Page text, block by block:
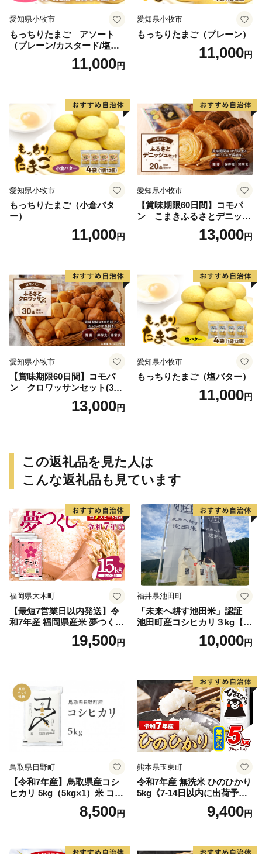
愛知県小牧市
もっちりたまご アソート
（プレーン/カスタード/塩バ
ター/小倉バター）11,000円
愛知県小牧市
もっちりたまご（プレーン）
11,000円
愛知県小牧市
もっちりたまご（小倉バタ
ー）
11,000円
愛知県小牧市
【賞味期限60日間】コモパ
ン こまきふるさとデニッシ
ュセット（20個入り）／災害
用備蓄 保存食 非常食 防災グ
13,000円
愛知県小牧市
【賞味期限60日間】コモパ
ン クロワッサンセット(30
個入り)／災害用備蓄 保存食
非常食 防災グッズにも
13,000円
愛知県小牧市
もっちりたまご（塩バター）
11,000円
この返礼品を見た人は
こんな返礼品も見ています
福岡県大木町
【最短7営業日以内発送】令
和7年産 福岡県産米 夢つくし
15kg 精米 ※北海道・沖縄・
19,500円
福井県池田町
「未来へ耕す池田米」認証
池田町産コシヒカリ３kg【お
1人様につき３セットまで】
10,000円
鳥取県日野町
【令和7年産】鳥取県産コシ
ヒカリ 5kg（5kg×1）米 コシ
ヒカリ こしひかり お米 白米
精米 5キロ おこめ こめ コメ
野町産 Elevation
8,500円
熊本県玉東町
令和7年産 無洗米 ひのひかり
5kg《7-14日以内に出荷予定
(土日祝除く)》コメ 米 無洗米
高レビュー｜人気米 熊本県
9,400円